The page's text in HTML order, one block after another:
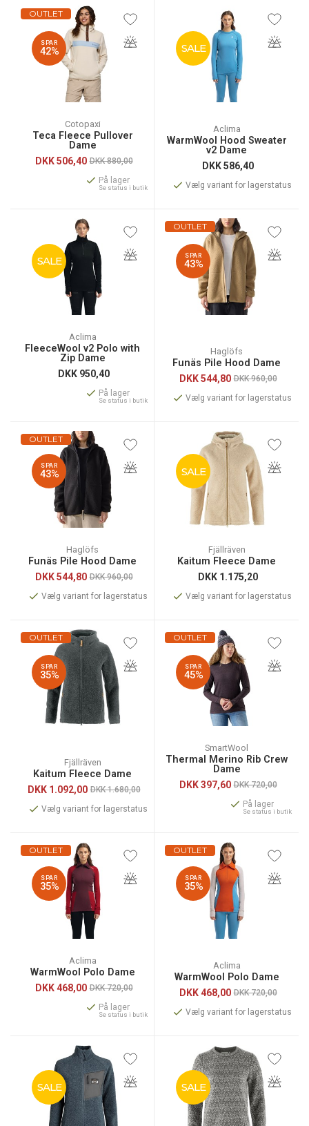
OUTLET
SPAR
42%
Cotopaxi
Teca Fleece Pullover
Dame
DKK506,40 DKK 880,00
På lager
Se status i butik
SALE
Aclima
WarmWool Hood Sweater
v2 Dame
DKK586,40
Vælg variant for lagerstatus
SALE
Aclima
FleeceWool v2 Polo with
Zip Dame
DKK 950,40
På lager
Se status i butik
OUTLET
SPAR
43%
Haglöfs
Funäs Pile Hood Dame
DKK544,80 DKK 960,00
Vælg variant for lagerstatus
OUTLET
SPAR
43%
Haglöfs
Funäs Pile Hood Dame
DKK544,80 DKK 960,00
Vælg variant for lagerstatus
SALE
Fjällräven
Kaitum Fleece Dame
DKK 1.175,20
Vælg variant for lagerstatus
OUTLET
SPAR
35%
Fjällräven
Kaitum Fleece Dame
DKK1.092,00 DKK 1.680,00
Vælg variant for lagerstatus
OUTLET
SPAR
45%
SmartWool
Thermal Merino Rib Crew
Dame
DKK397,60 DKK 720,00
På lager
Se status i butik
OUTLET
SPAR
35%
Aclima
WarmWool Polo Dame
DKK468,00 DKK 720,00
På lager
Se status i butik
OUTLET
SPAR
35%
Aclima
WarmWool Polo Dame
DKK468,00 DKK 720,00
Vælg variant for lagerstatus
SALE SALE